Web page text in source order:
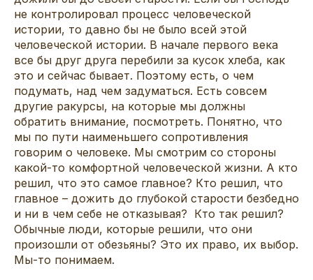
не контролировал процесс человеческой
истории, то давно бы не было всей этой
человеческой истории. В начале первого века
все бы друг друга перебили за кусок хлеба, как
это и сейчас бывает. Поэтому есть, о чем
подумать, над чем задуматься. Есть совсем
другие ракурсы, на которые мы должны
обратить внимание, посмотреть. Понятно, что
мы по пути наименьшего сопротивления
говорим о человеке. Мы смотрим со стороны
какой-то комфортной человеческой жизни. А кто
решил, что это самое главное? Кто решил, что
главное – дожить до глубокой старости безбедно
и ни в чем себе не отказывая? Кто так решил?
Обычные люди, которые решили, что они
произошли от обезьяны? Это их право, их выбор.
Мы-то понимаем.